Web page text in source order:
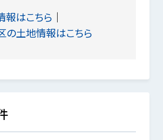
報はこちら
の土地情報はこちら